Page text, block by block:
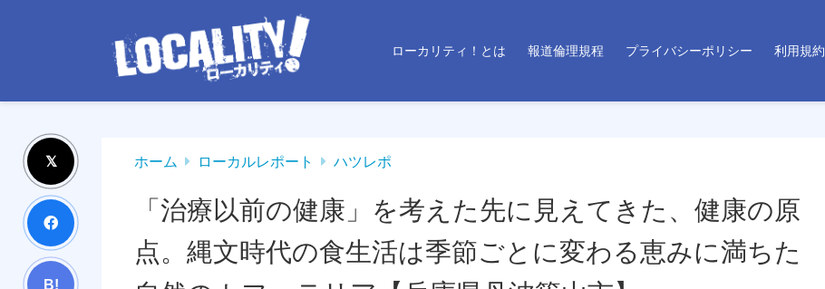
ローカリティ！とは 報道倫理規程 プライバシーポリシー 利用規約
B!
ホーム ローカルレポート ハツレポ
「治療以前の健康」を考えた先に見えてきた、健康の原
点。縄文時代の食生活は季節ごとに変わる恵みに満ちた